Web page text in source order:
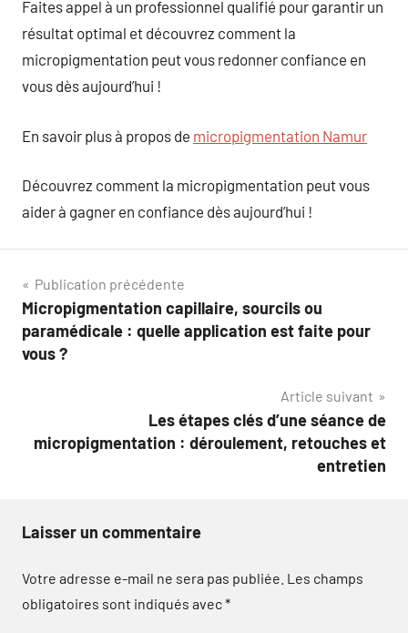
Faites appel à un professionnel qualifié pour garantir un
résultat optimal et découvrez comment la
micropigmentation peut vous redonner confiance en
vous dès aujourd’hui !
En savoir plus à propos de micropigmentation Namur
Découvrez comment la micropigmentation peut vous
aider à gagner en confiance dès aujourd’hui !
Navigation
de
l’article
Publication précédente
Micropigmentation capillaire, sourcils ou
paramédicale : quelle application est faite pour
vous ?
Article suivant
Les étapes clés d’une séance de
micropigmentation : déroulement, retouches et
entretien
Laisser un commentaire
Votre adresse e-mail ne sera pas publiée. Les champs
obligatoires sont indiqués avec*